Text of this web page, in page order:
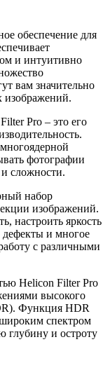
обеспечение для
и интуитивно
вам значительно
изображений.
Pro – это его
фотографии
сложности.
набор
изображений.
настроить яркость
дефекты и многое
с различными
Helicon Filter Pro
высокого
Функция HDR
широким спектром
глубину и остроту